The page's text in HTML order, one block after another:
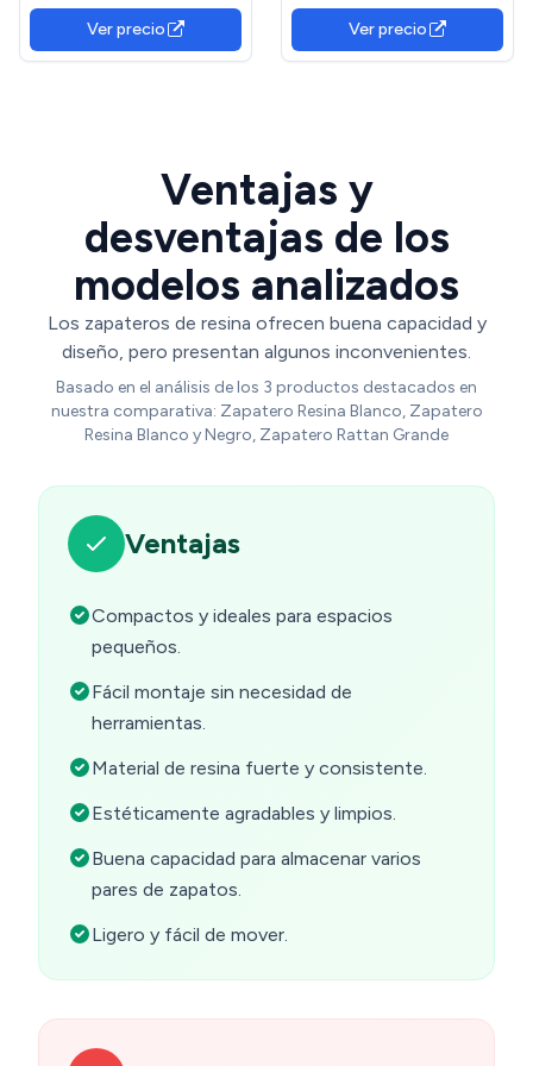
Zapatero colgante.
Plástico y metal Blanco.
Ver precio
Plástico, DIY, Zapatero con
Puerta, con Martillo, Negro
LPC10HV1
Ver precio
Ventajas y
desventajas de los
modelos analizados
Los zapateros de resina ofrecen buena capacidad y
diseño, pero presentan algunos inconvenientes.
Basado en el análisis de los 3 productos destacados en
nuestra comparativa: Zapatero Resina Blanco, Zapatero
Resina Blanco y Negro, Zapatero Rattan Grande
Ventajas
Compactos y ideales para espacios
pequeños.
Fácil montaje sin necesidad de
herramientas.
Material de resina fuerte y consistente.
Estéticamente agradables y limpios.
Buena capacidad para almacenar varios
pares de zapatos.
Ligero y fácil de mover.